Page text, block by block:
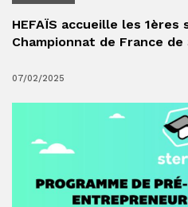
HEFAÏS accueille les
Championnat de France de
07/02/2025